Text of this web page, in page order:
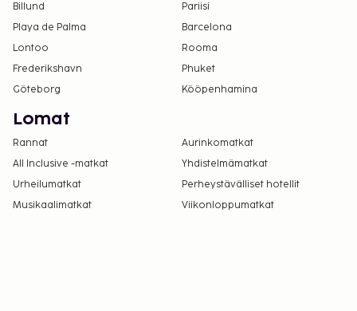
Billund
Pariisi
Playa de Palma
Barcelona
Lontoo
Rooma
Frederikshavn
Phuket
Göteborg
Kööpenhamina
Lomat
Rannat
Aurinkomatkat
All Inclusive -matkat
Yhdistelmämatkat
Urheilumatkat
Perheystävälliset hotellit
Musikaalimatkat
Viikonloppumatkat